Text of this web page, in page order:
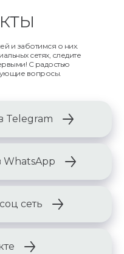
и заботимся о них.
сетях, следите
С радостью
вопросы.
Telegram
WhatsApp
сеть